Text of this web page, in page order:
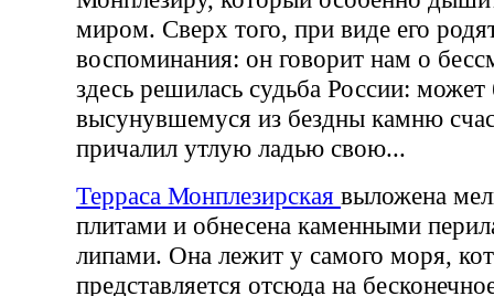
миром. Сверх того, при виде его
воспоминания: он говорит нам о
здесь решилась судьба России:
высунувшемуся из бездны камню
причалил утлую ладью свою...
Терраса Монплезирская выложена
плитами и обнесена каменными
липами. Она лежит у самого моря,
представляется отсюда на